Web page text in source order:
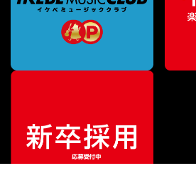
販売価格¥38,610（税込）